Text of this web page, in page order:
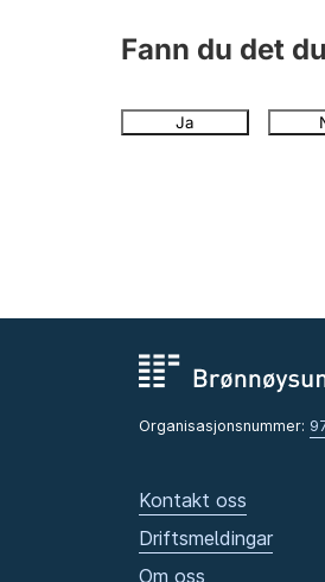
Fann du det
Ja
Organisasjonsnummer:
Kontakt oss
Driftsmeldingar
Om oss